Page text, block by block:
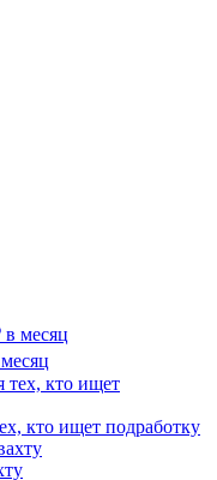
кто ищет подработку